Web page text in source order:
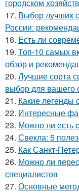
городском
17. Выбор лучших
России:
18. Есть ли
19. Топ-10 самых
обзор и
20. Лучшие сорта
выбор для вашего
21. Какие легенды
22. Интересные
23. Можно ли есть
24. Свекла: 5
25. Как Санкт-
26. Можно ли
специалистов
27. Основные